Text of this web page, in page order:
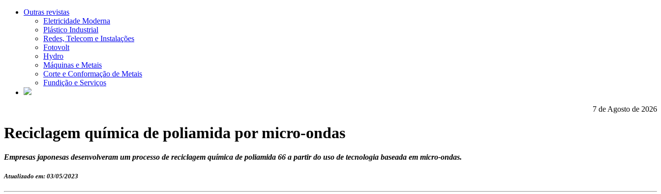
Outras revistas
Eletricidade Moderna
Plástico Industrial
Redes, Telecom e Instalações
Fotovolt
Hydro
Máquinas e Metais
Corte e Conformação de Metais
Fundição e Serviços
7 de Agosto de 2026
Reciclagem química de poliamida por micro-ondas
Empresas japonesas desenvolveram um processo de reciclagem química de poliamida 66 a partir do uso de tecnologia baseada em micro-ondas.
Atualizado em: 03/05/2023